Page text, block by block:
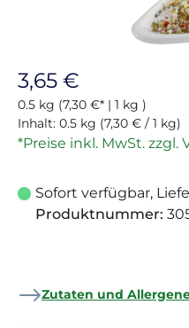
Regulärer Preis:
3,65 €
0.5 kg (7,30 €* | 1 kg )
Inhalt: 0.5 kg (7,30 € / 1 kg)
*Preise inkl. MwSt. zzgl.
Sofort verfügbar,
Produktnummer:
Zutaten und